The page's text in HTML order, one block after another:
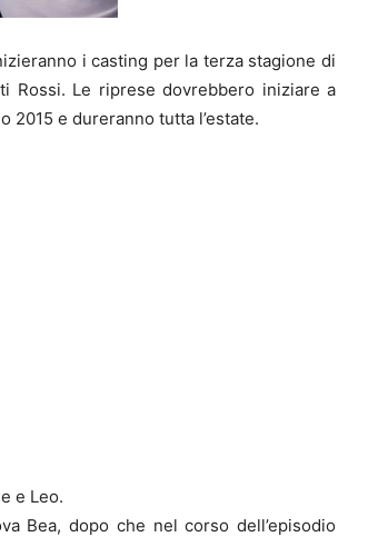
i casting per la terza stagione di
Rossi. Le riprese dovrebbero iniziare a
2015 e dureranno tutta l’estate.
e Leo.
Bea, dopo che nel corso dell’episodio